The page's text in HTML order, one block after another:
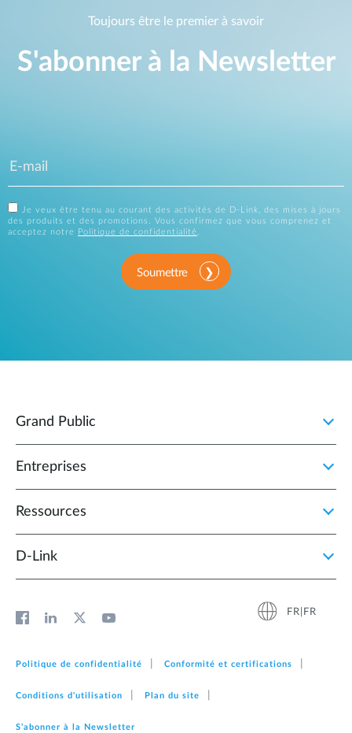
Toujours être le premier à savoir
S'abonner à la Newsletter
Je veux être tenu au courant des activités de D-Link, des mises à jours
des produits et des promotions. Vous confirmez que vous comprenez et
acceptez notre
Politique de confidentialité.
Soumettre
Grand Public
Entreprises
Ressources
D‑Link
FR|FR
Politique de confidentialité Conformité et certifications
Conditions d'utilisation Plan du site
S'abonner à la Newsletter